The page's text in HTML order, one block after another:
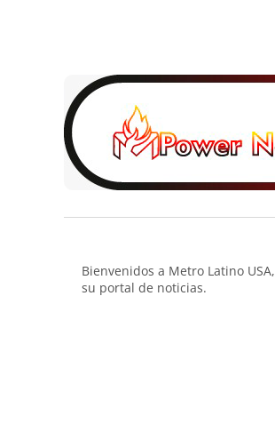
Bienvenidos a Metro Latino USA,
su portal de noticias.